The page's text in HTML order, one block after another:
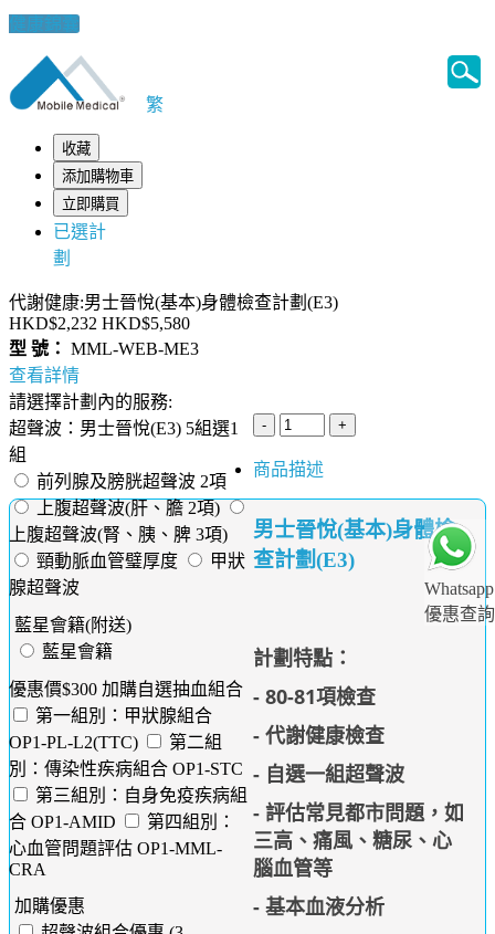
健康錦囊
Whatsapp
優惠查詢
繁
收藏
添加購物車
立即購買
已選計
劃
代謝健康:男士晉悅(基本)身體檢查計劃(E3)
HKD$2,232 HKD$5,580
型 號： MML-WEB-ME3
查看詳情
請選擇計劃內的服務:
超聲波：男士晉悅(E3) 5組選1
組
前列腺及膀胱超聲波 2項
上腹超聲波(肝、膽 2項)
上腹超聲波(腎、胰、脾 3項)
頸動脈血管璧厚度
甲狀
腺超聲波
藍星會籍(附送)
藍星會籍
優惠價$300 加購自選抽血組合
第一組別：甲狀腺組合
OP1-PL-L2(TTC)
第二組
別：傳染性疾病組合 OP1-STC
第三組別：自身免疫疾病組
合 OP1-AMID
第四組別：
心血管問題評估 OP1-MML-
CRA
加購優惠
商品描述
男士晉悅(基本)身體檢
查計劃(E3)
計劃特點：
- 80-81項檢查
- 代謝健康檢查
- 自選一組超聲波
- 評估常見都市問題，如
三高、痛風、糖尿、心
腦血管等
- 基本血液分析